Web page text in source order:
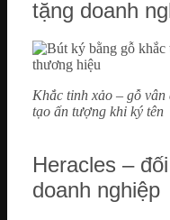
tặng doanh
Khắc tinh xảo – gỗ vân
tạo ấn tượng khi ký tên
Heracles –
doanh nghiệp